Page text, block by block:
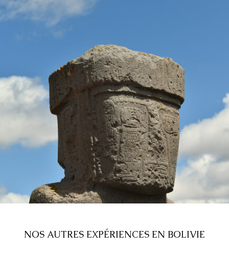
NOS AUTRES EXPÉRIENCES EN BOLIVIE